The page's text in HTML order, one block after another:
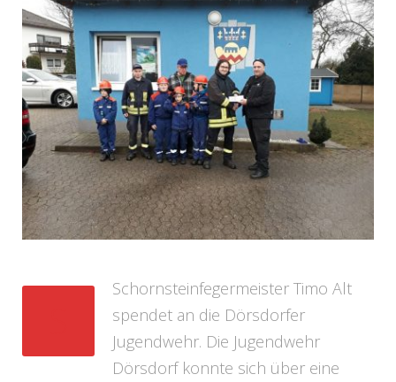
Schornsteinfegermeister Timo Alt
spendet an die Dörsdorfer
Jugendwehr. Die Jugendwehr
Dörsdorf konnte sich über eine